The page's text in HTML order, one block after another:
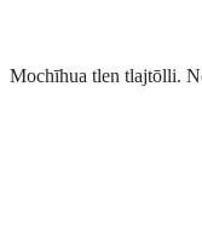
Mochīhua tlen tlajtōlli.